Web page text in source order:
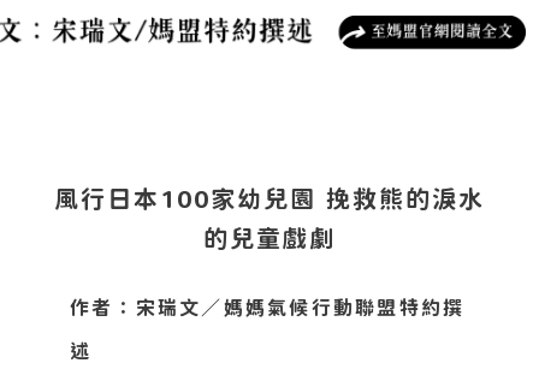
風行日本100家幼兒園 挽救熊的淚水
的兒童戲劇
作者：宋瑞文／媽媽氣候行動聯盟特約撰
述